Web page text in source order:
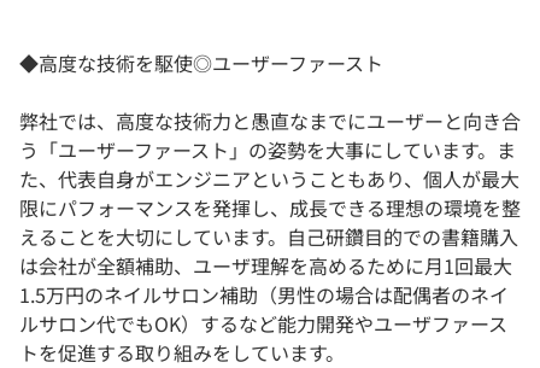
◆高度な技術を駆使◎ユーザーファースト
弊社では、高度な技術力と愚直なまでにユーザーと向き合
う「ユーザーファースト」の姿勢を大事にしています。ま
た、代表自身がエンジニアということもあり、個人が最大
限にパフォーマンスを発揮し、成長できる理想の環境を整
えることを大切にしています。自己研鑽目的での書籍購入
は会社が全額補助、ユーザ理解を高めるために月1回最大
1.5万円のネイルサロン補助（男性の場合は配偶者のネイ
ルサロン代でもOK）するなど能力開発やユーザファース
トを促進する取り組みをしています。